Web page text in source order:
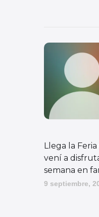
Llega la
vení a
semana en
9 septiembre,